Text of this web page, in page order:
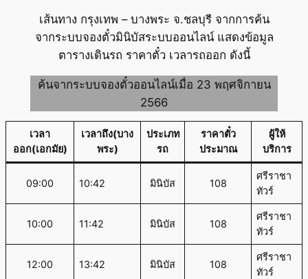
เส้นทาง กรุงเทพ – บางพระ จ.ชลบุรี จากการค้น
จากระบบจองตั๋วมินิบัสระบบออนไลน์ แสดงข้อมูล
ตารางเดินรถ ราคาตั๋ว เวลารถออก ดังนี้
ค้นจากระบบจองตั๋วออนไลน์เมื่อ 23 พฤศจิกายน
2566
เวลา
ออก(เอกมัย)
เวลาถึง(บาง
พระ)
ประเภท
รถ
ราคาตั๋ว
ประมาณ
ผู้ให้
บริการ
09:00 10:42 มินิบัส 108
ศรีราชา
ทัวร์
10:00 11:42 มินิบัส 108
ศรีราชา
ทัวร์
12:00 13:42 มินิบัส 108
ศรีราชา
ทัวร์